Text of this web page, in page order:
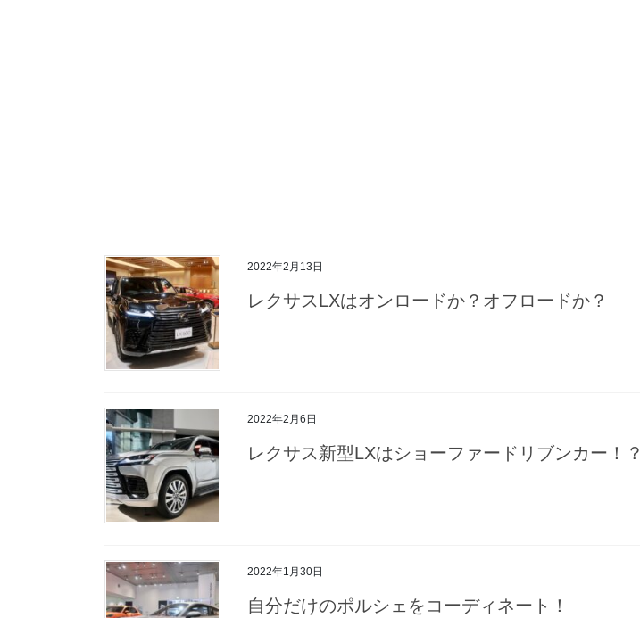
2022年2月13日
レクサスLXはオンロードか？オフロードか？
2022年2月6日
レクサス新型LXはショーファードリブンカー！？
2022年1月30日
自分だけのポルシェをコーディネート！